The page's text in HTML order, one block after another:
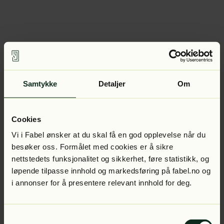
Samtykke Detaljer Om
Cookies
Vi i Fabel ønsker at du skal få en god opplevelse når du
besøker oss. Formålet med cookies er å sikre
nettstedets funksjonalitet og sikkerhet, føre statistikk, og
løpende tilpasse innhold og markedsføring på fabel.no og
i annonser for å presentere relevant innhold for deg.